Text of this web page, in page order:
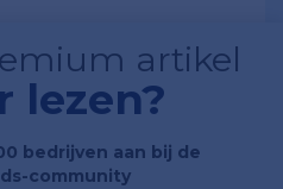
artikel
lezen?
bedrijven aan bij de
community